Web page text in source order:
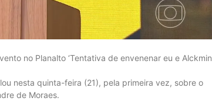
no Planalto ‘Tentativa de envenenar eu e Alckmin
nesta quinta-feira (21), pela primeira vez, sobre o
de Moraes.